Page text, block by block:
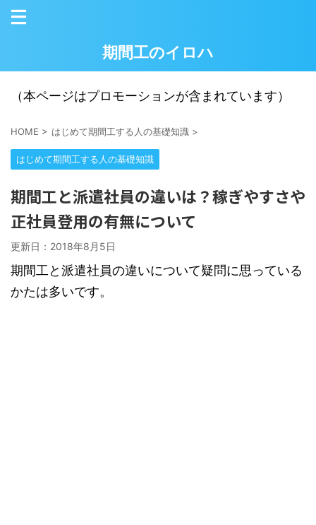
期間工のイロハ
（本ページはプロモーションが含まれています）
HOME > はじめて期間工する人の基礎知識 >
はじめて期間工する人の基礎知識
期間工と派遣社員の違いは？稼ぎやすさや
正社員登用の有無について
更新日： 2018年8月5日
期間工と派遣社員の違いについて疑問に思っている
かたは多いです。